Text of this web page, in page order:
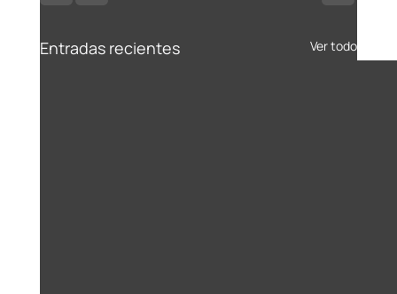
Entradas recientes Ver todo